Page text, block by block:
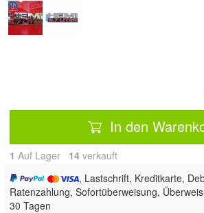
In den
1 Auf Lager 14 verkauft
, Lastschrift, Kreditkarte,
Ratenzahlung, Sofortüberweisung,
30 Tagen